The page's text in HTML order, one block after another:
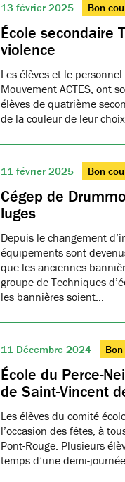
13 février 2025 Bon
École secondaire
violence
Les élèves et le
Mouvement ACTES, ont
élèves de quatrième
de la couleur de leur
11 février 2025 Bon
Cégep de
luges
Depuis le changement
équipements sont
que les anciennes
groupe de Techniques
les bannières soient…
11 Décembre 2024
École du Perce-
de Saint-Vincent
Les élèves du comité
l’occasion des fêtes, à
Pont-Rouge. Plusieurs
temps d’une demi-